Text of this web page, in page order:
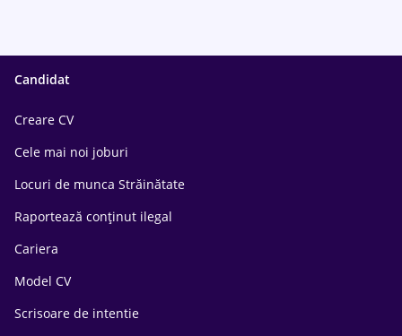
Candidat
Creare CV
Cele mai noi joburi
Locuri de munca Străinătate
Raportează conținut ilegal
Cariera
Model CV
Scrisoare de intentie